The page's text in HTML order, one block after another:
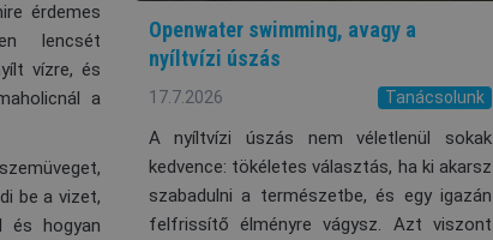
érdemes
lencsét
vízre, és
a
be a vizet,
és hogyan
Openwater swimming, avagy a
nyíltvízi úszás
17.7.2026 Tanácsolunk
A nyíltvízi úszás nem véletlenül sokak
kedvence: tökéletes választás, ha ki akarsz
szabadulni a természetbe, és egy igazán
felfrissítő élményre vágysz. Azt viszont